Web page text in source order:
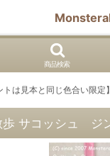
商品検索
トは見本と同じ色合い
歩 サコッシュ